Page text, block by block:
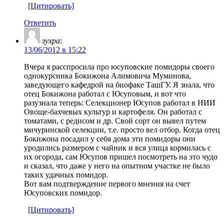
[Цитировать]
Ответить
зухра:
13/06/2012 в 15:22
Вчера я расспросила про юсуповские помидоры своего
однокурсника Бокижона Алимовича Муминова,
заведующего кафедрой на биофаке ТашГУ. Я знала, что
отец Бокижона работал с Юсуповым, и вот что
разузнала теперь: Селекционер Юсупов работал в НИИ
Овоще-бахчевых культур и картофеля. Он работал с
томатами, с редисом и др. Свой сорт он вывел путем
мичуринской селекции, т.е. просто вел отбор. Когда отец
Бокижона посадил у себя дома эти помидоры они
уродились размером с чайник и вся улица кормилась с
их огорода, сам Юсупов пришел посмотреть на это чудо
и сказал, что даже у него на опытном участке не было
таких удачных помидор.
Вот вам подтверждение первого мнения на счет
Юсуповских помидор.
[Цитировать]